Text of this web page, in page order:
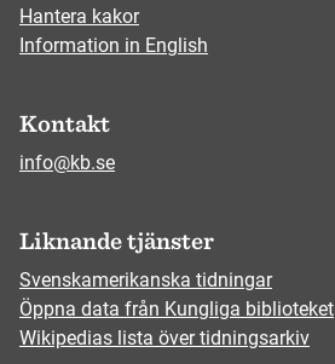
Hantera kakor
Information in English
Kontakt
info@kb.se
Liknande tjänster
Svenskamerikanska tidningar
Öppna data från Kungliga biblioteket
Wikipedias lista över tidningsarkiv